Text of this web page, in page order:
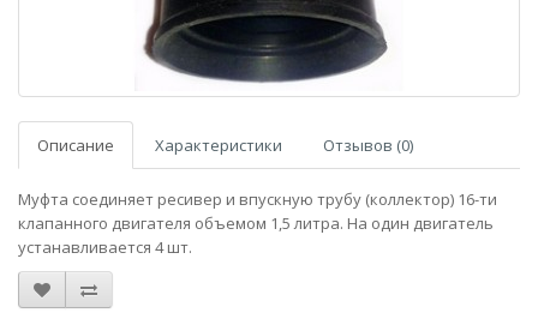
Описание Характеристики Отзывов (0)
Муфта соединяет ресивер и впускную трубу (коллектор) 16-ти
клапанного двигателя объемом 1,5 литра. На один двигатель
устанавливается 4 шт.